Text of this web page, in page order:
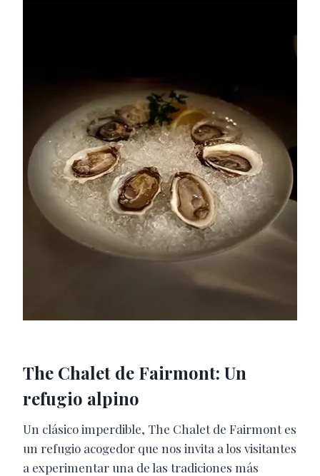
The Chalet de Fairmont: Un
refugio alpino
Un clásico imperdible, The Chalet de Fairmont es
un refugio acogedor que nos invita a los visitantes
a experimentar una de las tradiciones más